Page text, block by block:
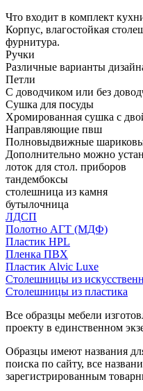
Что входит в комплект
Корпус, влагостойкая
фурнитура.
Ручки
Различные варианты
Петли
С доводчиком или без
Сушка для посуды
Хромированная сушка с
Направляющие пвш
Полновыдвижные
Дополнительно можно
лоток для стол. приборов
тандембоксы
столешница из камня
бутылочница
ЛДСП
Полотно АГТ (МДФ)
Пластик HPL
Пленка ПВХ
Пластик Alvic Luxe
Столешницы из
Столешницы из пластика
Все образцы мебели
проекту в единственном
Образцы имеют названия
поиска по сайту, все
зарегистрированным